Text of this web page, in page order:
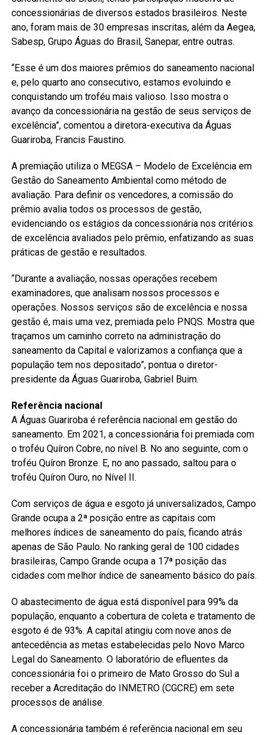
concessionárias de diversos estados brasileiros. Neste
ano, foram mais de 30 empresas inscritas, além da Aegea,
Sabesp, Grupo Águas do Brasil, Sanepar, entre outras.
“Esse é um dos maiores prêmios do saneamento nacional
e, pelo quarto ano consecutivo, estamos evoluindo e
conquistando um troféu mais valioso. Isso mostra o
avanço da concessionária na gestão de seus serviços de
excelência”, comentou a diretora-executiva da Águas
Guariroba, Francis Faustino.
A premiação utiliza o MEGSA – Modelo de Excelência em
Gestão do Saneamento Ambiental como método de
avaliação. Para definir os vencedores, a comissão do
prêmio avalia todos os processos de gestão,
evidenciando os estágios da concessionária nos critérios
de excelência avaliados pelo prêmio, enfatizando as suas
práticas de gestão e resultados.
“Durante a avaliação, nossas operações recebem
examinadores, que analisam nossos processos e
operações. Nossos serviços são de excelência e nossa
gestão é, mais uma vez, premiada pelo PNQS. Mostra que
traçamos um caminho correto na administração do
saneamento da Capital e valorizamos a confiança que a
população tem nos depositado”, pontua o diretor-
presidente da Águas Guariroba, Gabriel Buim.
Referência nacional
A Águas Guariroba é referência nacional em gestão do
saneamento. Em 2021, a concessionária foi premiada com
o troféu Quíron Cobre, no nível B. No ano seguinte, com o
troféu Quíron Bronze. E, no ano passado, saltou para o
troféu Quíron Ouro, no Nível II.
Com serviços de água e esgoto já universalizados, Campo
Grande ocupa a 2ª posição entre as capitais com
melhores índices de saneamento do país, ficando atrás
apenas de São Paulo. No ranking geral de 100 cidades
brasileiras, Campo Grande ocupa a 17ª posição das
cidades com melhor índice de saneamento básico do país.
O abastecimento de água está disponível para 99% da
população, enquanto a cobertura de coleta e tratamento de
esgoto é de 93%. A capital atingiu com nove anos de
antecedência as metas estabelecidas pelo Novo Marco
Legal do Saneamento. O laboratório de efluentes da
concessionária foi o primeiro de Mato Grosso do Sul a
receber a Acreditação do INMETRO (CGCRE) em sete
processos de análise.
A concessionária também é referência nacional em seu